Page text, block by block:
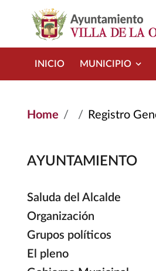
INICIO MUNICIPIO
Home Registro
AYUNTAMIENTO
Saluda del Alcalde
Organización
Grupos políticos
El pleno